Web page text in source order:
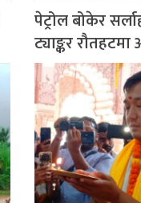
पेट्रोल बोकेर
ट्याङ्कर